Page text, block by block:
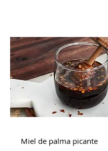
Miel de palma picante